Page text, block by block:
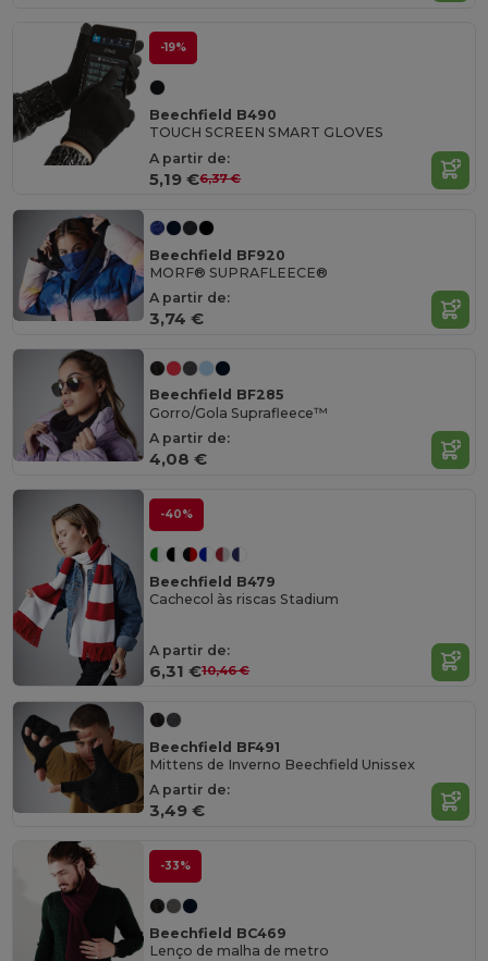
-19%
Beechfield B490
TOUCH SCREEN SMART GLOVES
A partir de:
5,19 €6,37 €
Beechfield BF920
MORF® SUPRAFLEECE®
A partir de:
3,74 €
Beechfield BF285
Gorro/Gola Suprafleece™
A partir de:
4,08 €
-40%
Beechfield B479
Cachecol às riscas Stadium
A partir de:
6,31 €10,46 €
Beechfield BF491
Mittens de Inverno Beechfield Unissex
A partir de:
3,49 €
-33%
Beechfield BC469
Lenço de malha de metro